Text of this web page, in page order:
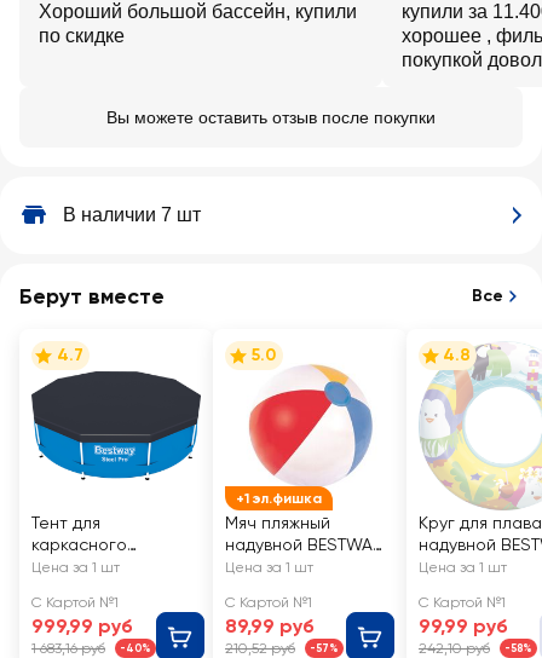
Хороший большой бассейн, купили
по скидке
купили за
хорошее ,
покупкой
Вы можете оставить отзыв после покупки
В наличии 7 шт
Берут вместе Все
4.7
Тент для
каркасного
бассейна BESTWAY
Арт. 58036
Цена за 1 шт
С Картой №1
999,99 руб
1 683,16 руб -40%
+1 эл.фишка
5.0
Мяч пляжный
надувной BESTWAY
d=51см, Арт. 31021
Цена за 1 шт
С Картой №1
89,99 руб
210,52 руб -57%
4.8
Круг для
надувной
d=51см, Арт.
Цена за 1 шт
С Картой №1
99,99 руб
242,10 руб -58%